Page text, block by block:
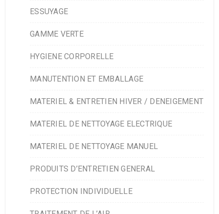
ESSUYAGE
GAMME VERTE
HYGIENE CORPORELLE
MANUTENTION ET EMBALLAGE
MATERIEL & ENTRETIEN HIVER / DENEIGEMENT
MATERIEL DE NETTOYAGE ELECTRIQUE
MATERIEL DE NETTOYAGE MANUEL
PRODUITS D’ENTRETIEN GENERAL
PROTECTION INDIVIDUELLE